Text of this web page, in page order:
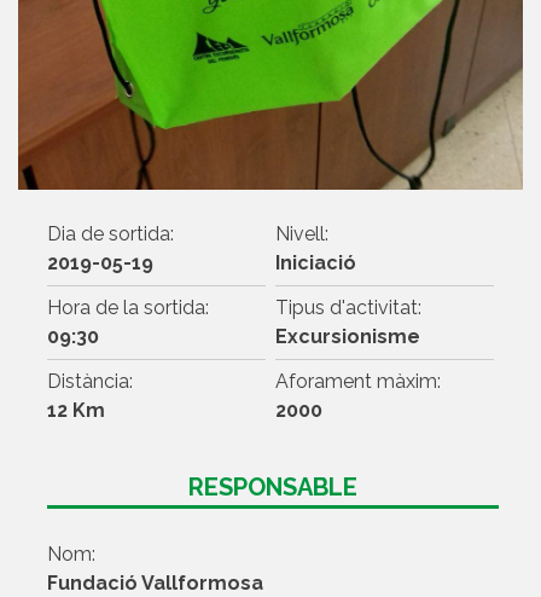
Dia de sortida:
2019-05-19
Nivell:
Iniciació
Hora de la sortida:
09:30
Tipus d'activitat:
Excursionisme
Distància:
12 Km
Aforament màxim:
2000
RESPONSABLE
Nom:
Fundació Vallformosa